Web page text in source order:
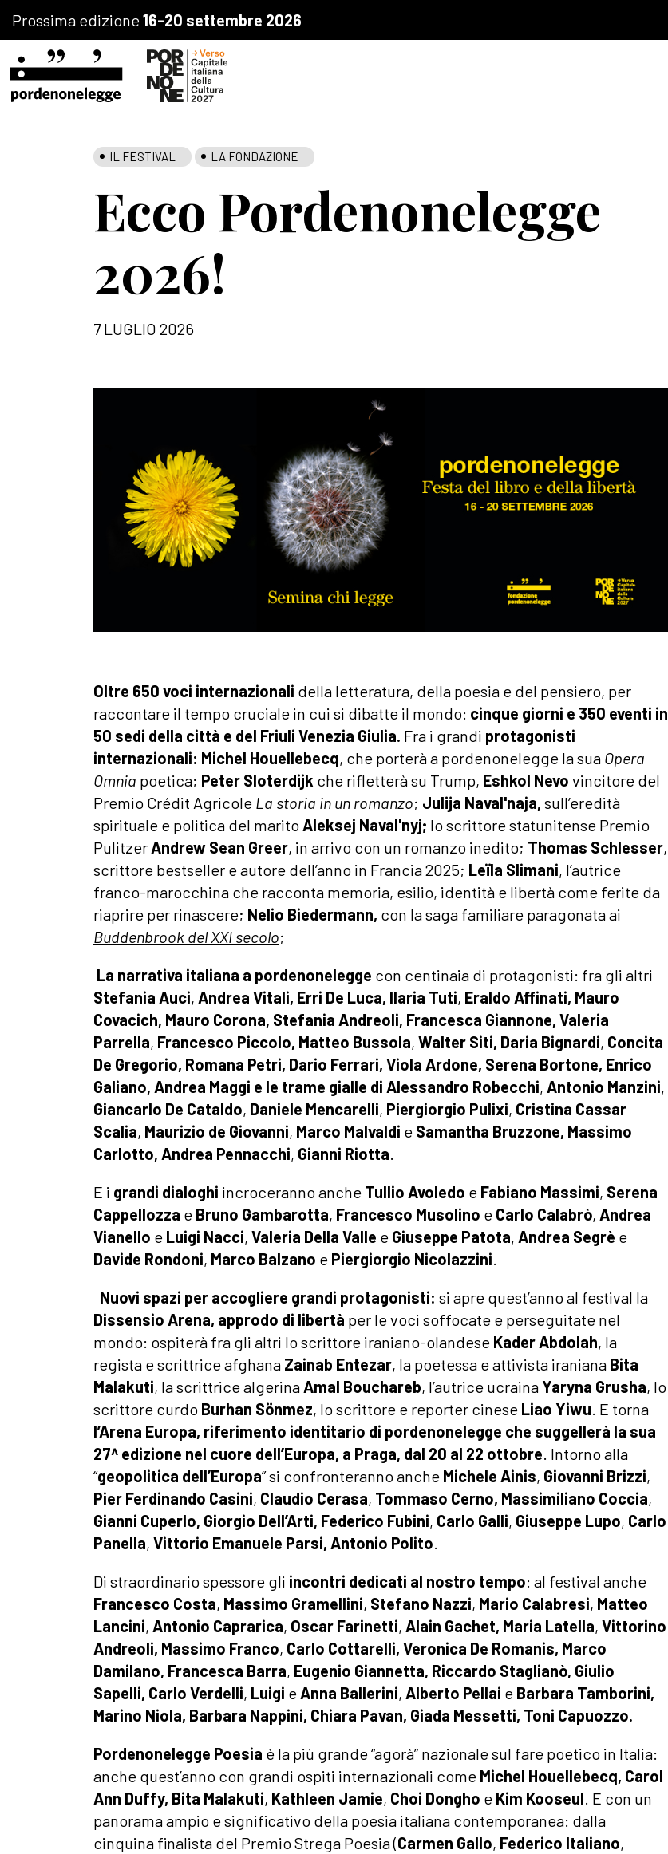
Prossima edizione16-20 settembre 2026
IL FESTIVAL LA FONDAZIONE
Ecco Pordenonelegge
2026!
7 LUGLIO 2026
Oltre 650 voci internazionali della letteratura, della poesia e del pensiero, per
raccontare il tempo cruciale in cui si dibatte il mondo: cinque giorni e 350 eventi in
50 sedi della città e del Friuli Venezia Giulia. Fra i grandi protagonisti
internazionali: Michel Houellebecq, che porterà a pordenonelegge la sua Opera
Omnia poetica; Peter Sloterdijk che rifletterà su Trump, Eshkol Nevo vincitore del
Premio Crédit Agricole La storia in un romanzo; Julija Naval'naja, sull’eredità
spirituale e politica del marito Aleksej Naval'nyj; lo scrittore statunitense Premio
Pulitzer Andrew Sean Greer, in arrivo con un romanzo inedito; Thomas Schlesser,
scrittore bestseller e autore dell’anno in Francia 2025; Leïla Slimani, l’autrice
franco-marocchina che racconta memoria, esilio, identità e libertà come ferite da
riaprire per rinascere; Nelio Biedermann, con la saga familiare paragonata ai
Buddenbrook del XXI secolo;
La narrativa italiana a pordenonelegge con centinaia di protagonisti: fra gli altri
Stefania Auci, Andrea Vitali, Erri De Luca, Ilaria Tuti, Eraldo Affinati, Mauro
Covacich, Mauro Corona, Stefania Andreoli, Francesca Giannone, Valeria
Parrella, Francesco Piccolo, Matteo Bussola, Walter Siti, Daria Bignardi, Concita
De Gregorio, Romana Petri, Dario Ferrari, Viola Ardone, Serena Bortone, Enrico
Galiano, Andrea Maggi e le trame gialle di Alessandro Robecchi, Antonio Manzini,
Giancarlo De Cataldo, Daniele Mencarelli, Piergiorgio Pulixi, Cristina Cassar
Scalia, Maurizio de Giovanni, Marco Malvaldi e Samantha Bruzzone, Massimo
Carlotto, Andrea Pennacchi, Gianni Riotta.
E i grandi dialoghi incroceranno anche Tullio Avoledo e Fabiano Massimi, Serena
Cappellozza e Bruno Gambarotta, Francesco Musolino e Carlo Calabrò, Andrea
Vianello e Luigi Nacci, Valeria Della Valle e Giuseppe Patota, Andrea Segrè e
Davide Rondoni, Marco Balzano e Piergiorgio Nicolazzini.
Nuovi spazi per accogliere grandi protagonisti: si apre quest’anno al festival la
Dissensio Arena, approdo di libertà per le voci soffocate e perseguitate nel
mondo: ospiterà fra gli altri lo scrittore iraniano-olandese Kader Abdolah, la
regista e scrittrice afghana Zainab Entezar, la poetessa e attivista iraniana Bita
Malakuti, la scrittrice algerina Amal Bouchareb, l’autrice ucraina Yaryna Grusha, lo
scrittore curdo Burhan Sönmez, lo scrittore e reporter cinese Liao Yiwu. E torna
l’Arena Europa, riferimento identitario di pordenonelegge che suggellerà la sua
27^ edizione nel cuore dell’Europa, a Praga, dal 20 al 22 ottobre. Intorno alla
“geopolitica dell’Europa” si confronteranno anche Michele Ainis, Giovanni Brizzi,
Pier Ferdinando Casini, Claudio Cerasa, Tommaso Cerno, Massimiliano Coccia,
Gianni Cuperlo, Giorgio Dell’Arti, Federico Fubini, Carlo Galli, Giuseppe Lupo, Carlo
Panella, Vittorio Emanuele Parsi, Antonio Polito.
Di straordinario spessore gli incontri dedicati al nostro tempo: al festival anche
Francesco Costa, Massimo Gramellini, Stefano Nazzi, Mario Calabresi, Matteo
Lancini, Antonio Caprarica, Oscar Farinetti, Alain Gachet, Maria Latella, Vittorino
Andreoli, Massimo Franco, Carlo Cottarelli, Veronica De Romanis, Marco
Damilano, Francesca Barra, Eugenio Giannetta, Riccardo Staglianò, Giulio
Sapelli, Carlo Verdelli, Luigi e Anna Ballerini, Alberto Pellai e Barbara Tamborini,
Marino Niola, Barbara Nappini, Chiara Pavan, Giada Messetti, Toni Capuozzo.
Pordenonelegge Poesia è la più grande “agorà” nazionale sul fare poetico in Italia:
anche quest’anno con grandi ospiti internazionali come Michel Houellebecq, Carol
Ann Duffy, Bita Malakuti, Kathleen Jamie, Choi Dongho e Kim Kooseul. E con un
panorama ampio e significativo della poesia italiana contemporanea: dalla
cinquina finalista del Premio Strega Poesia (Carmen Gallo, Federico Italiano,